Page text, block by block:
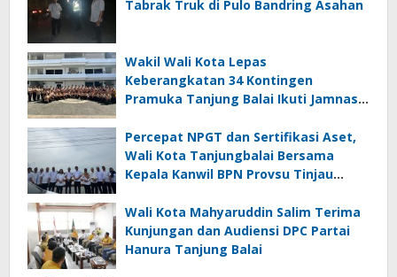
Tabrak Truk di Pulo Bandring Asahan
Wakil Wali Kota Lepas
Keberangkatan 34 Kontingen
Pramuka Tanjung Balai Ikuti Jamnas
Percepat NPGT dan Sertifikasi Aset,
Wali Kota Tanjungbalai Bersama
Kepala Kanwil BPN Provsu Tinjau
Wali Kota Mahyaruddin Salim Terima
Kunjungan dan Audiensi DPC Partai
Hanura Tanjung Balai